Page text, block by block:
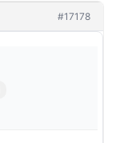
#17178